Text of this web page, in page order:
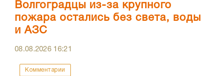
Волгоградцы из-за крупного
пожара остались без света, воды
и АЗС
08.08.2026 16:21
Комментарии